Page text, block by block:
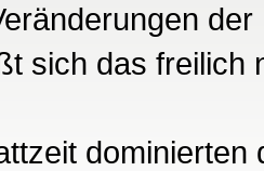
sich das freilich